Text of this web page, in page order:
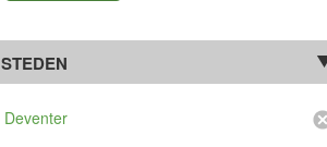
STEDEN
Deventer